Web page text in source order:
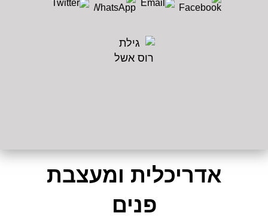
אדריכלית ומעצבת
פנים